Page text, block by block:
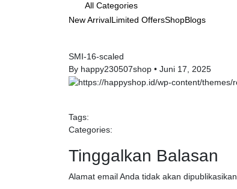
All Categories
New ArrivalLimited OffersShopBlogs
SMI-16-scaled
By happy230507shop • Juni 17, 2025
Tags:
Categories:
Tinggalkan Balasan
Alamat email Anda tidak akan dipublikasikan.